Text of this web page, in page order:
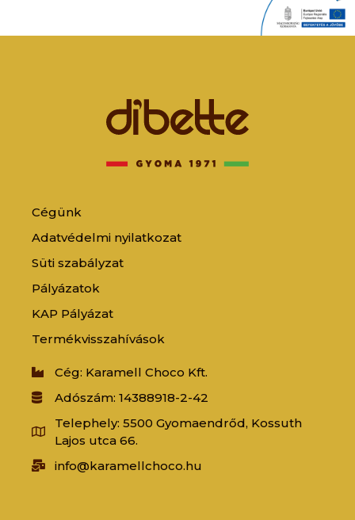
Cégünk
Adatvédelmi nyilatkozat
Süti szabályzat
Pályázatok
KAP Pályázat
Termékvisszahívások
Cég: Karamell Choco Kft.
Adószám: 14388918-2-42
Telephely: 5500 Gyomaendrőd, Kossuth
Lajos utca 66.
info@karamellchoco.hu